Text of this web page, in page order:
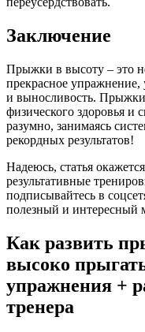
Заключение
Прыжки в высоту – это
прекрасное
и выносливость. Прыжки
физического здоровья и
разумно, занимаясь
рекордных результатов!
Надеюсь, статья
результативные
подписывайтесь в
полезный и интересный
Как развить
высоко
упражнения +
тренера